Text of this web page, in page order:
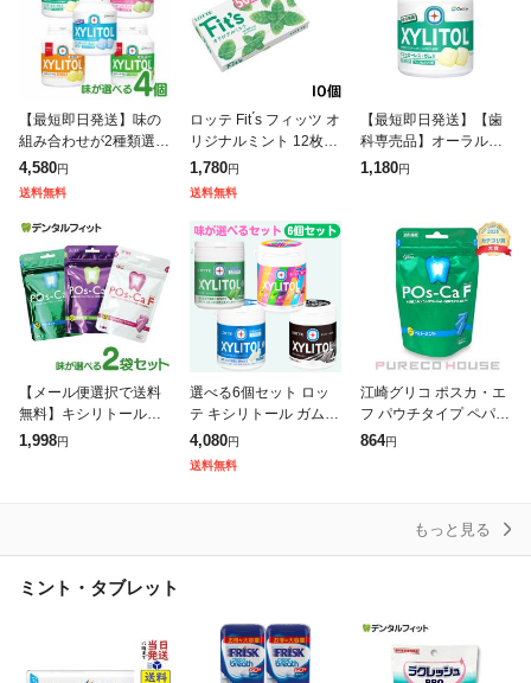
【最短即日発送】味の
組み合わせが2種類選べ
る! オーラルケア キシ
リトールガム ボトルタ
イプ 4個セット (153g(9
0粒相当
4,580円
送料無料
ロッテ Fit ́s フィッツ オ
リジナルミント 12枚×1
0個
1,780円
送料無料
【最短即日発送】【歯
科専売品】オーラルケ
ア キシリトールガム ボ
1,180円
【メール便選択で送料
無料】キシリトールガ
ム 歯科専用 ポスカ・エ
1,998円
選べる6個セット ロッ
テ キシリトール ガム
ライムミント 7種アソ
ート ブラックミント フ
レッシュミント まとめ
4,080円
送料無料
江崎グリコ ポスカ・エ
フ パウチタイプ ペパー
ミント 100g
864円
もっと見る
ミント・タブレット